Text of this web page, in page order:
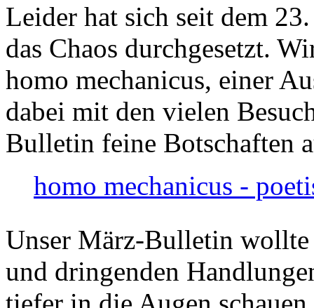
Leider hat sich seit dem
das Chaos durchgesetzt.
homo mechanicus, einer
dabei mit den vielen
Bulletin feine Botschaften
homo mechanicus -
Unser März-Bulletin
und dringenden